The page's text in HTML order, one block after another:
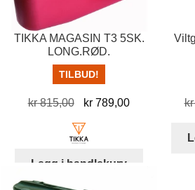
TIKKA MAGASIN T3 5SK.
LONG.RØD.
TILBUD!
kr815,00
Opprinnelig
var:
kr 789,00Nåværende
Legg i handlekurv
kr